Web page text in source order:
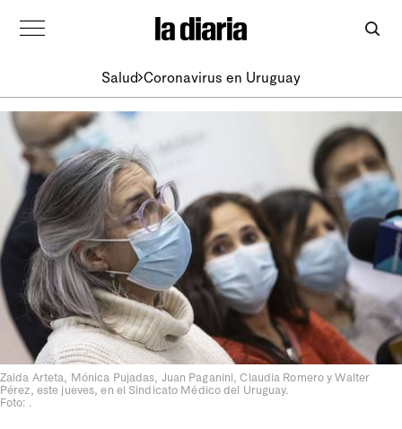
Salud Coronavirus en Uruguay
Zaida Arteta, Mónica Pujadas, Juan Paganini, Claudia Romero y Walter
Pérez, este jueves, en el Sindicato Médico del Uruguay.
Foto: .